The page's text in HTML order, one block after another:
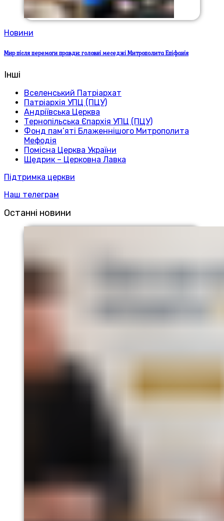
Новини
Мир після перемоги правди: головні меседжі Митрополита Епіфанія
Інші
Вселенський Патріархат
Патріархія УПЦ (ПЦУ)
Андріївська Церква
Тернопільська Єпархія УПЦ (ПЦУ)
Фонд пам’яті Блаженнішого Митрополита
Мефодія
Помісна Церква України
Щедрик – Церковна Лавка
Підтримка церкви
Наш телеграм
Останні новини